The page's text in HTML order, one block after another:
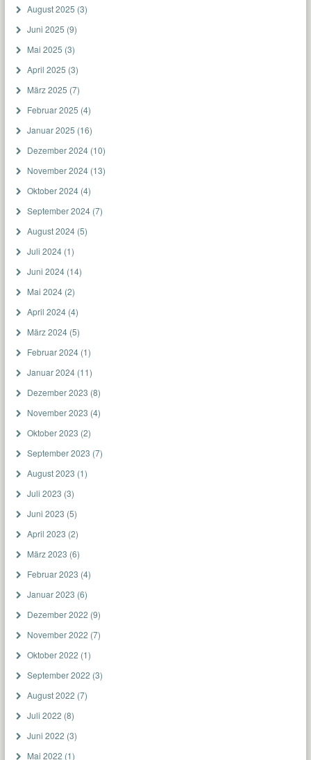
August 2025 (3)
Juni 2025 (9)
Mai 2025 (3)
April 2025 (3)
März 2025 (7)
Februar 2025 (4)
Januar 2025 (16)
Dezember 2024(10)
November 2024(13)
Oktober 2024(4)
September 2024(7)
August 2024(5)
Juli 2024(1)
Juni 2024(14)
Mai 2024(2)
April 2024(4)
März 2024(5)
Februar 2024(1)
Januar 2024(11)
Dezember 2023 (8)
November 2023 (4)
Oktober 2023 (2)
September 2023 (7)
August 2023 (1)
Juli 2023 (3)
Juni 2023 (5)
April 2023 (2)
März 2023 (6)
Februar 2023 (4)
Januar 2023 (6)
Dezember 2022 (9)
November 2022 (7)
Oktober 2022 (1)
September 2022 (3)
August 2022 (7)
Juli 2022 (8)
Juni 2022 (3)
Mai 2022 (1)